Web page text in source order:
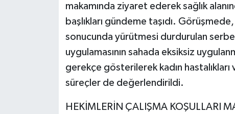
makamında ziyaret ederek sağlık
başlıkları gündeme taşıdı.
sonucunda yürütmesi durdurulan
uygulamasının sahada eksiksiz
gerekçe gösterilerek kadın
süreçler de değerlendirildi.
HEKİMLERİN ÇALIŞMA KOŞULLARI